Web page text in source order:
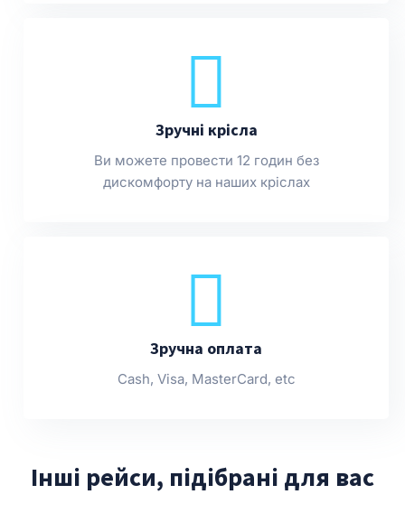
Зручні крісла
Ви можете провести 12 годин без
дискомфорту на наших кріслах
Зручна оплата
Cash, Visa, MasterCard, etc
Інші рейси, підібрані для вас